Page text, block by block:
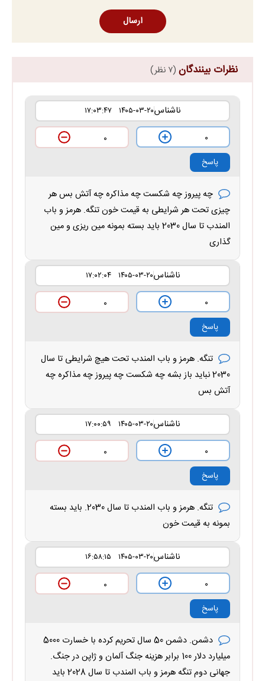
ارسال
نظرات بینندگان (۷ نظر)
ناشناس۱۴۰۵-۰۳-۲۰ ۱۷:۰۳:۴۷
۰
۰
پاسخ
چه پیروز چه شکست چه مذاکره چه آتش بس هر
چیزی تحت هر شرایطی به قیمت خون تنگه. هرمز و باب
المندب تا سال 2030 باید بسته بمونه مین ریزی و مین
گذاری
ناشناس۱۴۰۵-۰۳-۲۰ ۱۷:۰۲:۰۴
۰
۰
پاسخ
تنگه. هرمز و باب المندب تحت هیچ شرایطی تا سال
2030 نباید باز بشه چه شکست چه پیروز چه مذاکره چه
آتش بس
ناشناس۱۴۰۵-۰۳-۲۰ ۱۷:۰۰:۵۹
۰
۰
پاسخ
تنگه. هرمز و باب المندب تا سال 2030. باید بسته
بمونه به قیمت خون
ناشناس۱۴۰۵-۰۳-۲۰ ۱۶:۵۸:۱۵
۰
۰
پاسخ
دشمن. دشمن 50 سال تحریم کرده با خسارت 5000
میلیارد دلار 100 برابر هزینه جنگ آلمان و ژاپن در جنگ.
جهانی دوم تنگه هرمز و باب المندب تا سال 2028 باید